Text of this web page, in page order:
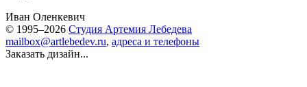
Иван Оленкевич
© 1995–2026 Студия Артемия Лебедева
mailbox@artlebedev.ru, адреса и телефоны
Заказать дизайн...